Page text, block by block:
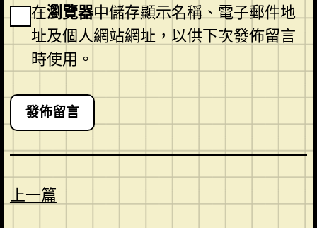
在瀏覽器中儲存顯示名稱、電子郵件地
址及個人網站網址，以供下次發佈留言
時使用。
上一篇